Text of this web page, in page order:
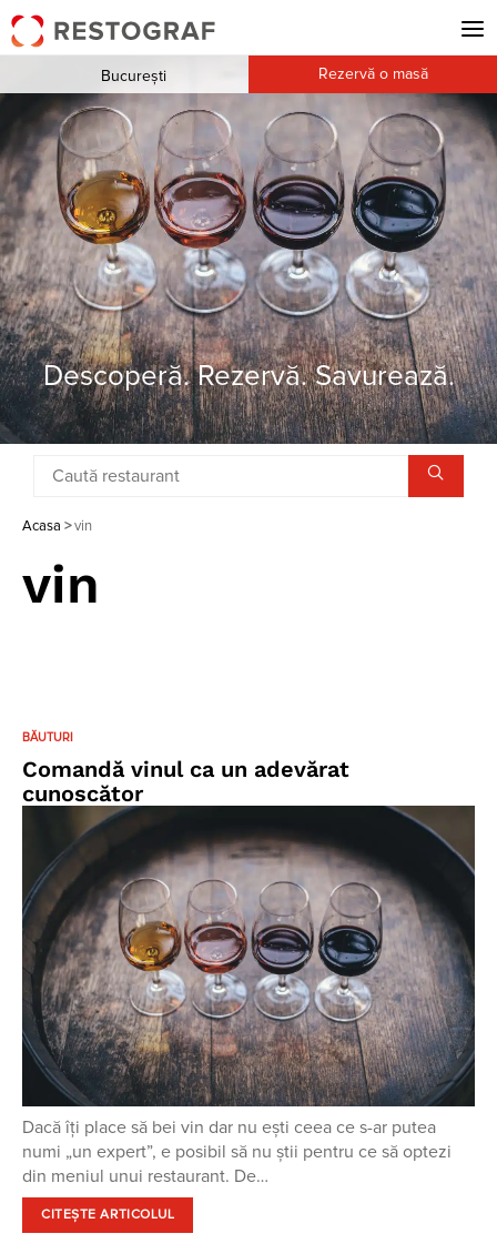
Descoperă. Rezervă. Savurează.
București Rezervă o masă
Acasa >vin
vin
BĂUTURI
Comandă vinul ca un adevărat
cunoscător
Dacă îți place să bei vin dar nu ești ceea ce s-ar putea
numi „un expert”, e posibil să nu știi pentru ce să optezi
din meniul unui restaurant. De…
CITEȘTE ARTICOLUL